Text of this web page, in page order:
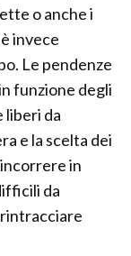
o anche i
invece
Le pendenze
funzione degli
liberi da
e la scelta dei
in
da